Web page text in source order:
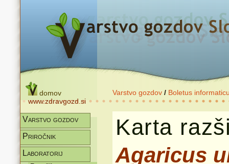
domov
www.zdravgozd.si
Varstvo gozdov / Boletus
Varstvo gozdov
Priročnik
Laboratorij
Karta
Agaricus